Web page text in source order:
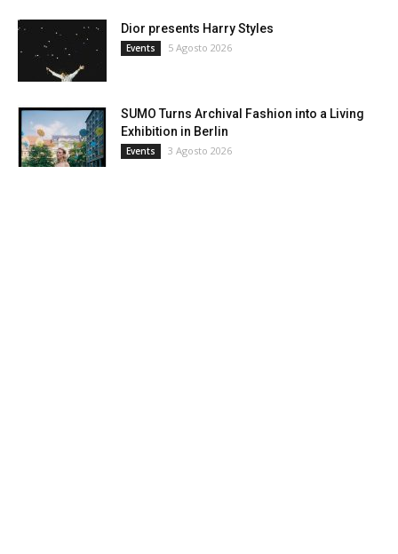
Dior presents Harry Styles
Events 5 Agosto 2026
SUMO Turns Archival Fashion into a Living
Exhibition in Berlin
Events 3 Agosto 2026